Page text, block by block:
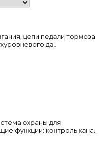
цепи педали тормоза
да..
охраны для
функции: контроль кана..